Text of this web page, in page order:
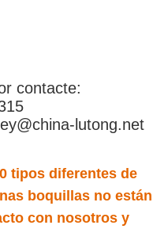
contacte:
lutong.net
tipos diferentes de
boquillas no están
con nosotros y